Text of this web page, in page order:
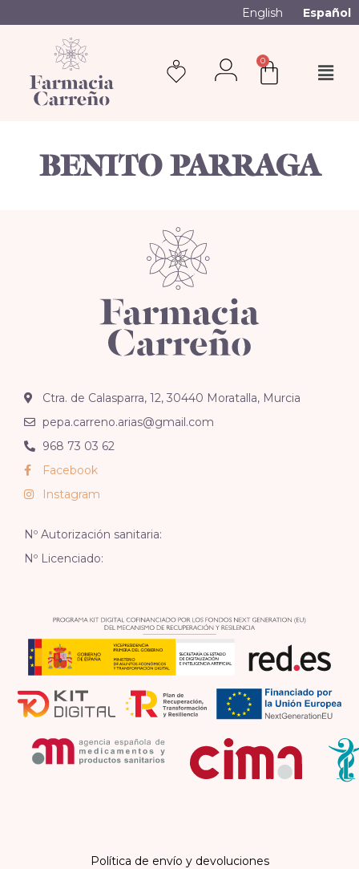
English Español
0
BENITO PARRAGA
Ctra. de Calasparra, 12, 30440 Moratalla, Murcia
pepa.carreno.arias@gmail.com
968 73 03 62
Facebook
Instagram
Nº Autorización sanitaria:
Nº Licenciado:
Política de envío y devoluciones